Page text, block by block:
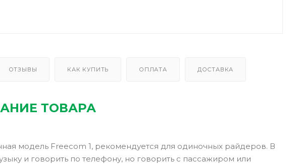
ОТЗЫВЫ КАК КУПИТЬ ОПЛАТА ДОСТАВКА
ТОВАРА
модель Freecom 1, рекомендуется для одиночных райдеров. В
и говорить по телефону, но говорить с пассажиром или